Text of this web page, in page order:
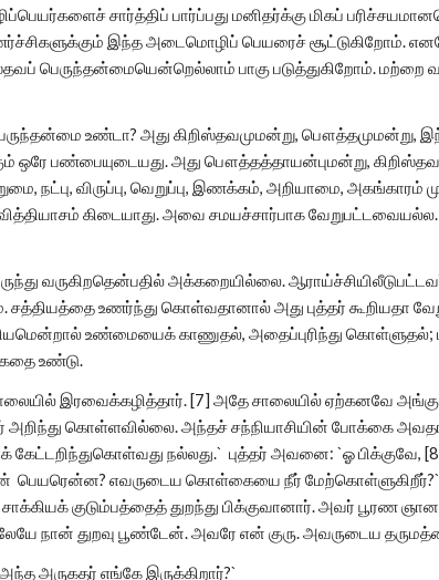
சார்த்திப் பார்ப்பது மனிதர்க்கு மிகப்
இந்த அடைமொழிப் பெயரைச் சூட்டுகிறோம்.
பெருந்தன்மையென்றெல்லாம் பாகு படுத்துகிறோம்.
உண்டா? அது கிறிஸ்தவமுமன்று, பௌத்தமுமன்று,
ஒரே பண்பையுடையது. அது பௌத்தத்தாயன்புமன்று,
நட்பு, விருப்பு, வெறுப்பு, இணக்கம், அறியாமை, அகங்காரம்
கிடையாது. அவை சமயச்சார்பாக வேறுபட்டவையல்ல.
வருகிறதென்பதில் அக்கறையில்லை.
சத்தியத்தை உணர்ந்து கொள்வதானால் அது புத்தர் கூறியதா
உண்மையைக் காணுதல், அதைப்புரிந்து கொள்ளுதல்;
கதை உண்டு.
இரவைக்கழித்தார். [7] அதே சாலையில் ஏற்கனவே
அறிந்து கொள்ளவில்லை. அந்தச் சந்நியாசியின் போக்கை
நல்லது.` புத்தர் அவனை: `ஓ பிக்குவே,
பெயரென்ன? எவருடைய கொள்கையை நீர்
குடும்பத்தைத் துறந்து பிக்குவானார். அவர் பூரண
நான் துறவு பூண்டேன். அவரே என் குரு. அவருடைய
அருகதர் எங்கே இருக்கிறார்?`